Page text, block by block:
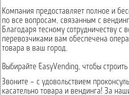
Компания предоставляет полное и
по все вопросам, связанным с
Благодаря тесному сотрудничеству
перевозчиками вам обеспечена
товара в ваш город.
Выбирайте EasyVending, чтобы
Звоните – с удовольствием
касательно товара и вендинга! За